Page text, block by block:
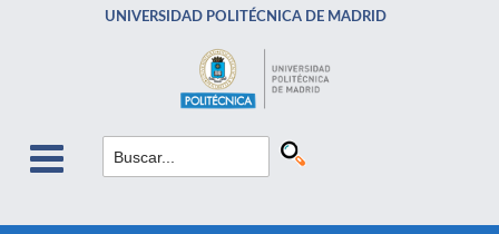
UNIVERSIDAD POLITÉCNICA DE MADRID